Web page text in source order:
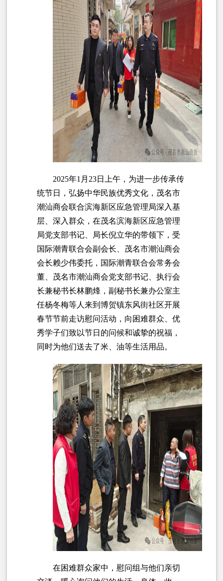
2025年1月23日上午，为进一步传承传
统节日，弘扬中华民族优秀文化，茂名市
潮汕商会联合滨海新区应急管理局深入基
层、深入群众，在茂名滨海新区应急管理
局党支部书记、局长倪立华的带领下，受
国际潮青联合会副会长、茂名市潮汕商会
会长赖少伟委托，国际潮青联合会常务会
董、茂名市潮汕商会党支部书记、执行会
长兼秘书长林鹏烽，副秘书长兼办公室主
任杨冬梅等人来到博贺镇东风街社区开展
春节节前走访慰问活动，向困难群众、优
秀学子们致以节日的问候和诚挚的祝福，
同时为他们送去了米、油等生活用品。
在困难群众家中，慰问组与他们亲切